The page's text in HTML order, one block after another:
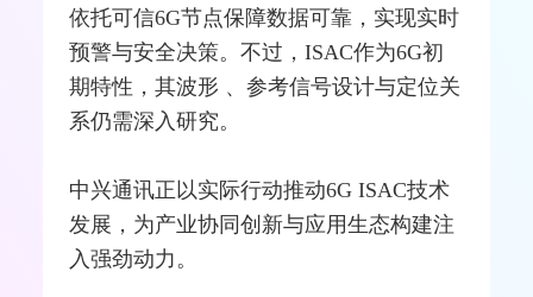
依托可信6G节点保障数据可靠，实现实时
预警与安全决策。不过，ISAC作为6G初
期特性，其波形 、参考信号设计与定位关
系仍需深入研究。
中兴通讯正以实际行动推动6G ISAC技术
发展，为产业协同创新与应用生态构建注
入强劲动力。